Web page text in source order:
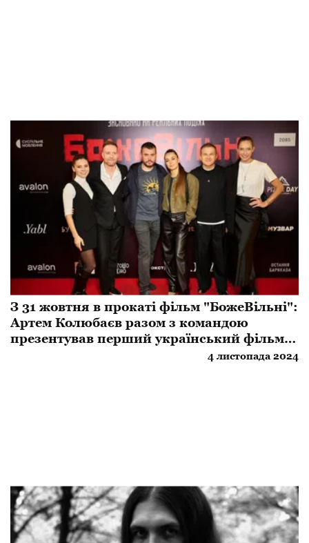
З 31 жовтня в прокаті фільм "БожеВільні":
Артем Колюбаєв разом з командою
презентував перший український фільм
про радянську каральну психіатрію
4 листопада 2024